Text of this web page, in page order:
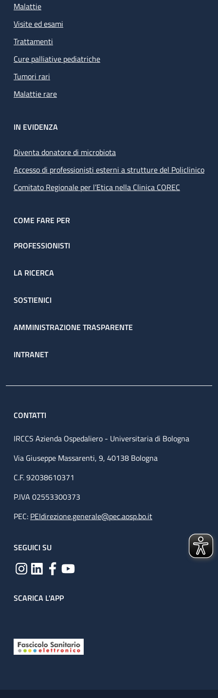
Malattie
Visite ed esami
Trattamenti
Cure palliative pediatriche
Tumori rari
Malattie rare
IN EVIDENZA
Diventa donatore di microbiota
Accesso di professionisti esterni a strutture del Policlinico
Comitato Regionale per l’Etica nella Clinica COREC
COME FARE PER
PROFESSIONISTI
LA RICERCA
SOSTIENICI
AMMINISTRAZIONE TRASPARENTE
INTRANET
CONTATTI
IRCCS Azienda Ospedaliero - Universitaria di Bologna
Via Giuseppe Massarenti, 9, 40138 Bologna
C.F. 92038610371
P.IVA 02553300373
PEC: PEIdirezione.generale@pec.aosp.bo.it
SEGUICI SU
SCARICA L'APP